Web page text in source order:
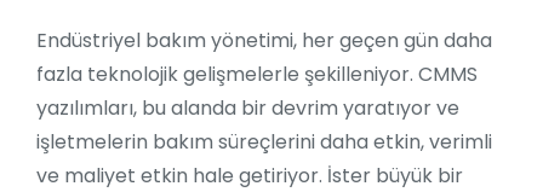
Endüstriyel bakım yönetimi, her geçen gün daha
fazla teknolojik gelişmelerle şekilleniyor. CMMS
yazılımları, bu alanda bir devrim yaratıyor ve
işletmelerin bakım süreçlerini daha etkin, verimli
ve maliyet etkin hale getiriyor. İster büyük bir